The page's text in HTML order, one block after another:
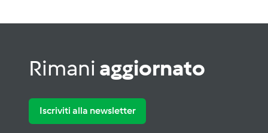
Rimani aggiornato
Iscriviti alla newsletter